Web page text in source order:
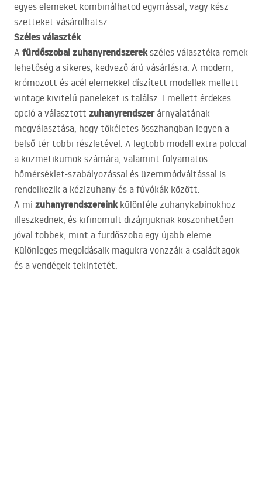
egyes elemeket kombinálhatod egymással, vagy kész
szetteket vásárolhatsz.
Széles választék
A fürdőszobai zuhanyrendszerekszéles választéka remek
lehetőség a sikeres, kedvező árú vásárlásra. A modern,
krómozott és acél elemekkel díszített modellek mellett
vintage kivitelű paneleket is találsz. Emellett érdekes
opció a választott zuhanyrendszerárnyalatának
megválasztása, hogy tökéletes összhangban legyen a
belső tér többi részletével. A legtöbb modell extra polccal
a kozmetikumok számára, valamint folyamatos
hőmérséklet-szabályozással és üzemmódváltással is
rendelkezik a kézizuhany és a fúvókák között.
A mi zuhanyrendszereinkkülönféle zuhanykabinokhoz
illeszkednek, és kifinomult dizájnjuknak köszönhetően
jóval többek, mint a fürdőszoba egy újabb eleme.
Különleges megoldásaik magukra vonzzák a családtagok
és a vendégek tekintetét.